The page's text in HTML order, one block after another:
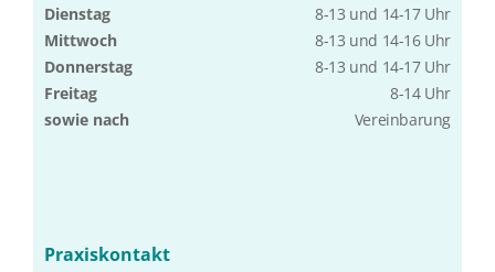
Dienstag
8-13 und 14-17 Uhr
Mittwoch
8-13 und 14-16 Uhr
Donnerstag
8-13 und 14-17 Uhr
Freitag
8-14 Uhr
sowie nach
Vereinbarung
Praxiskontakt